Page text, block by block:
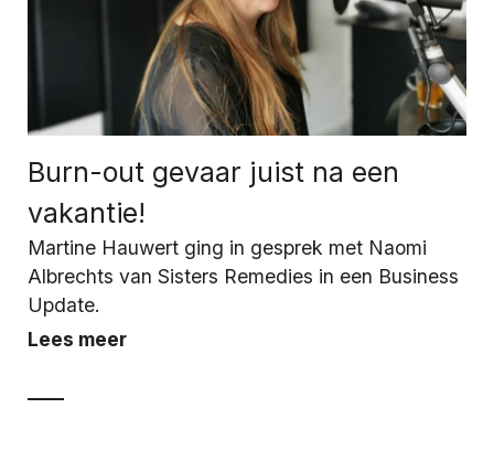
Burn-out gevaar juist na een
vakantie!
Martine Hauwert ging in gesprek met Naomi
Albrechts van Sisters Remedies in een Business
Update.
Lees meer